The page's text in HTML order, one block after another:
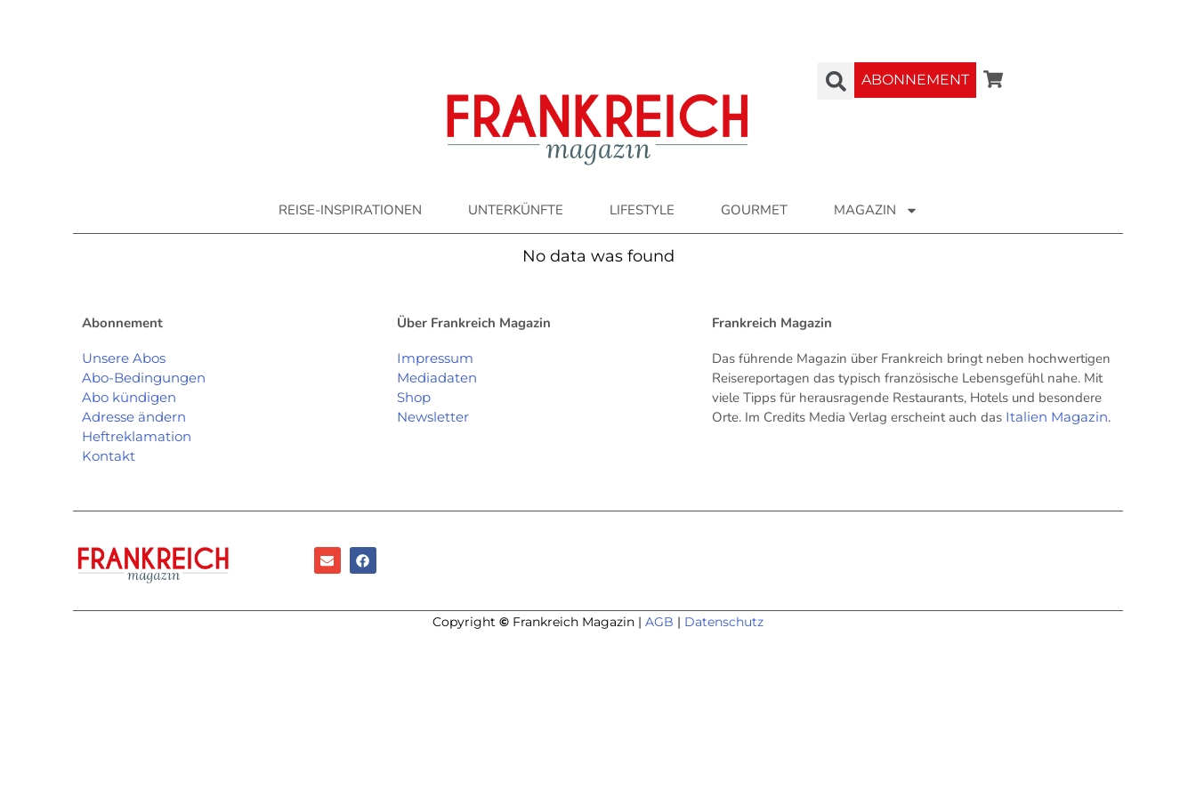
ABONNEMENT
REISE-INSPIRATIONEN UNTERKÜNFTE LIFESTYLE GOURMET MAGAZIN
No data was found
Abonnement
Unsere Abos
Abo-Bedingungen
Abo kündigen
Adresse ändern
Heftreklamation
Kontakt
Über Frankreich Magazin
Impressum
Mediadaten
Shop
Newsletter
Frankreich Magazin
Das führende Magazin über Frankreich bringt neben hochwertigen
Reisereportagen das typisch französische Lebensgefühl nahe. Mit
viele Tipps für herausragende Restaurants, Hotels und besondere
Orte. Im Credits Media Verlag erscheint auch das Italien Magazin.
Copyright © Frankreich Magazin | AGB | Datenschutz